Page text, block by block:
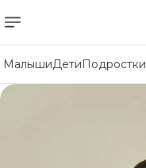
МалышиДетиПодростки